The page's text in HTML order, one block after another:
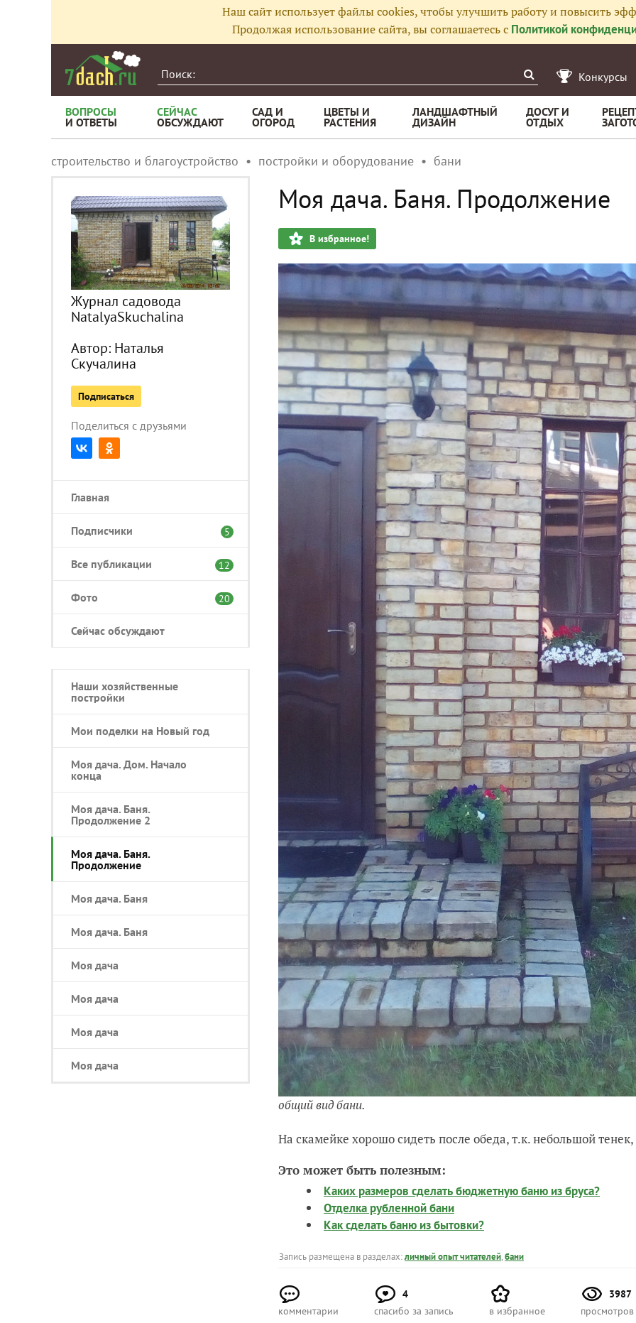
Наш сайт использует файлы cookies, чтобы улучшить работу и повысить
Продолжая использование сайта, вы соглашаетесь с Политикой
Конкурсы
ВОПРОСЫ
И ОТВЕТЫ
СЕЙЧАС
ОБСУЖДАЮТ
САД И
ОГОРОД
ЦВЕТЫ И
РАСТЕНИЯ
ЛАНДШАФТНЫЙ
ДИЗАЙН
ДОСУГ И
ОТДЫХ
строительство и благоустройство постройки и оборудование бани
Журнал садовода
NatalyaSkuchalina
Автор: Наталья
Скучалина
Подписаться
Поделиться с друзьями
Главная
Подписчики 5
Все публикации 12
Фото 20
Сейчас обсуждают
Наши хозяйственные
постройки
Мои поделки на Новый год
Моя дача. Дом. Начало
конца
Моя дача. Баня.
Продолжение 2
Моя дача. Баня.
Продолжение
Моя дача. Баня
Моя дача. Баня
Моя дача
Моя дача
Моя дача
Моя дача
Моя дача. Баня. Продолжение
В избранное!
общий вид бани.
На скамейке хорошо сидеть после обеда, т.к. небольшой
Это может быть полезным:
Каких размеров сделать бюджетную баню из бруса?
Отделка рубленной бани
Как сделать баню из бытовки?
Запись размещена в разделах:личный опыт читателей,бани
комментарии
4
спасибо за запись
в избранное
3987
просмотров